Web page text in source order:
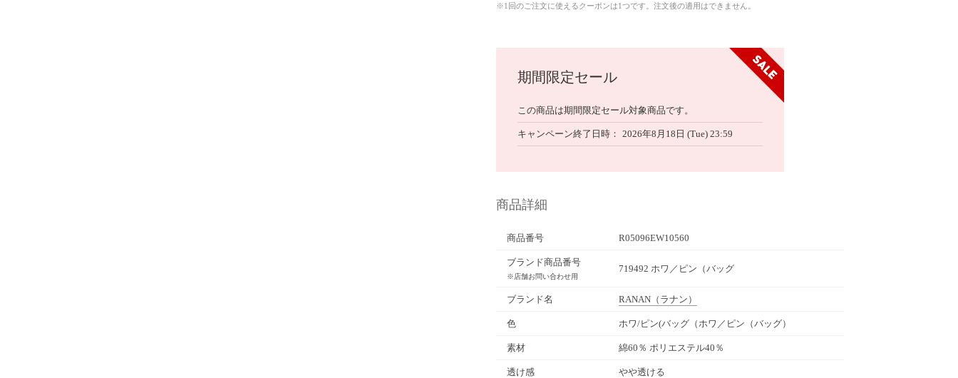
※1回のご注文に使えるクーポンは1つです。注文後の適用はできません。
期間限定セール
この商品は期間限定セール対象商品です。
キャンペーン終了日時 2026年8月18日 (Tue) 23:59
商品詳細
商品番号 R05096EW10560
ブランド商品番号
※店舗お問い合わせ用
719492 ホワ／ピン（バッグ
ブランド名 RANAN （ラナン）
色 ホワ/ピン(バッグ（ホワ／ピン（バッグ）
素材 綿60％ ポリエステル40％
透け感 やや透ける